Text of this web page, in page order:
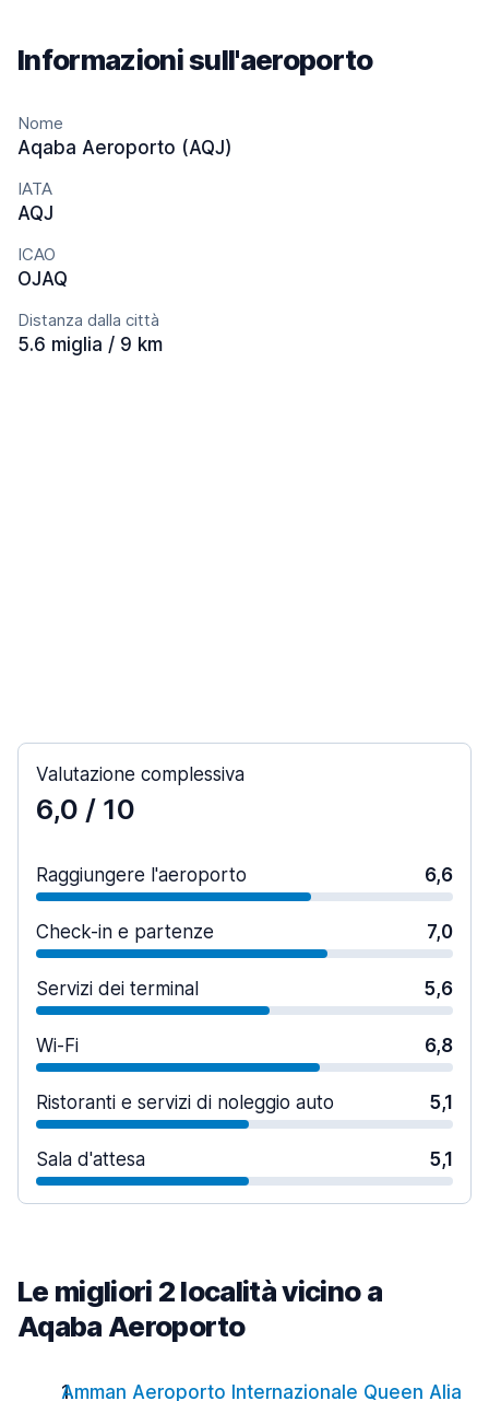
Informazioni sull'aeroporto
Nome
Aqaba Aeroporto (AQJ)
IATA
AQJ
ICAO
OJAQ
Distanza dalla città
5.6 miglia / 9 km
Valutazione complessiva
6,0 / 10
Raggiungere l'aeroporto 6,6
Check-in e partenze 7,0
Servizi dei terminal 5,6
Wi-Fi 6,8
Ristoranti e servizi di noleggio auto 5,1
Sala d'attesa 5,1
Le migliori 2 località vicino a
Aqaba Aeroporto
Amman Aeroporto Internazionale Queen Alia